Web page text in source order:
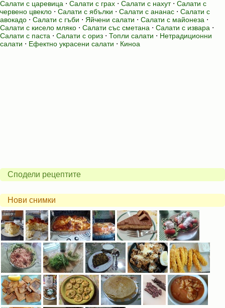
Салати с царевица ⋅ Салати с грах ⋅ Салати с нахут⋅ Салати с
червено цвекло ⋅ Салати с ябълки ⋅ Салати с ананас ⋅ Салати с
авокадо ⋅ Салати с гъби ⋅ Яйчени салати ⋅ Салати с майонеза ⋅
Салати с кисело мляко ⋅ Салати със сметана ⋅ Салати с извара ⋅
Салати с паста ⋅ Салати с ориз ⋅ Топли салати ⋅ Нетрадиционни
салати ⋅ Ефектно украсени салати ⋅ Киноа
Сподели рецептите
Нови снимки